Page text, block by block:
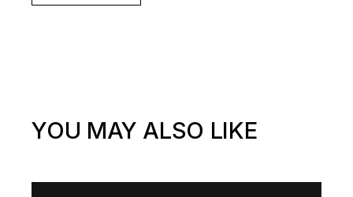
YOU MAY ALSO LIKE